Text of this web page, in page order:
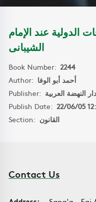
الدولية عند الإمام
الشيبانى
Book Number: 2244
Author: أحمد أبو الوفا
Publisher:
Publish Date: 22/06/05
Section: القانون
Contact Us